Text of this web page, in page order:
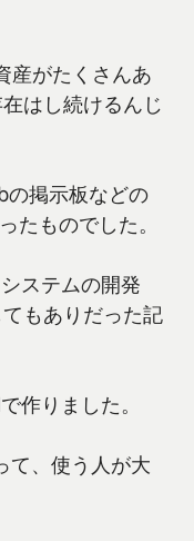
産がたくさんあ
はし続けるんじ
の掲示板などの
たものでした。
ステムの開発
もありだった記
作りました。
て、使う人が大